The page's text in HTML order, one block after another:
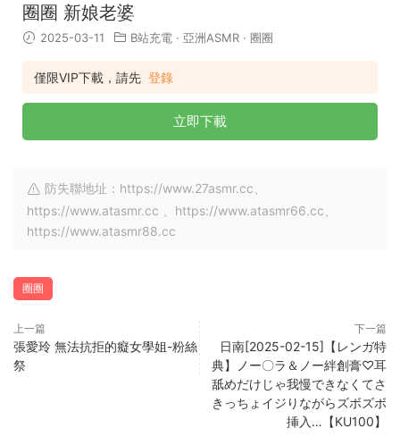
圈圈 新娘老婆
2025-03-11 B站充電 · 亞洲ASMR · 圈圈
僅限VIP下載，請先 登錄
立即下載
防失聯地址：https://www.27asmr.cc、
https://www.atasmr.cc 、https://www.atasmr66.cc、
https://www.atasmr88.cc
圈圈
上一篇
張愛玲 無法抗拒的癡女學姐-粉絲
祭
下一篇
日南[2025-02-15]【レンガ特
典】ノー〇ラ＆ノー絆創膏♡耳
舐めだけじゃ我慢できなくてさ
きっちょイジりながらズボズボ
挿入…【KU100】